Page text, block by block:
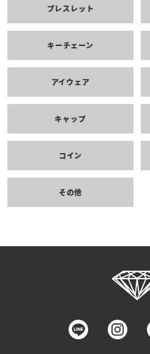
ブレスレット
キーチェーン
アイウェア
キャップ
コイン
その他